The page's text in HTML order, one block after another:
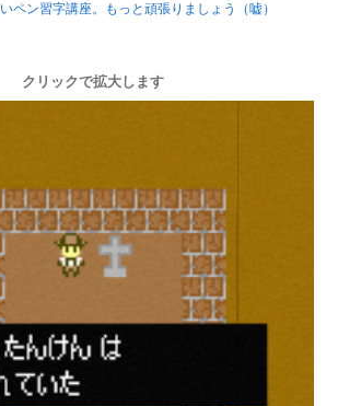
ペン習字講座。もっと頑張りましょう（嘘）
クリックで拡大します